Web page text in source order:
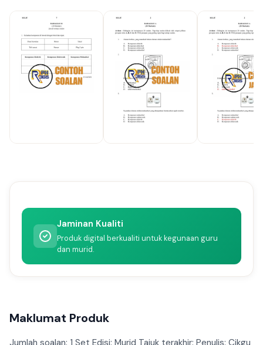
Jaminan Kualiti
Produk digital berkualiti untuk kegunaan guru
dan murid.
Maklumat Produk
Jumlah soalan: 1 Set Edisi: Murid Tajuk terakhir: Penulis: Cikgu